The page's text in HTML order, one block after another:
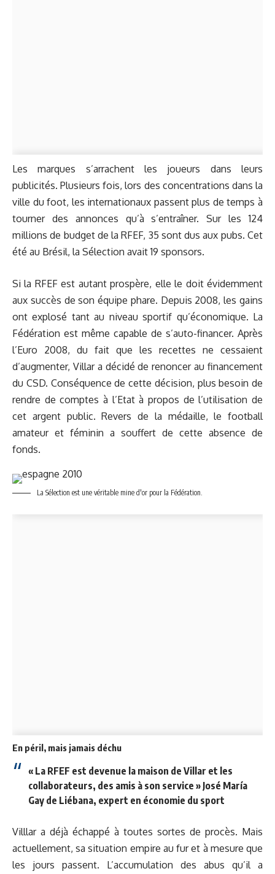
Les marques s’arrachent les joueurs dans leurs
publicités. Plusieurs fois, lors des concentrations dans la
ville du foot, les internationaux passent plus de temps à
tourner des annonces qu’à s’entraîner. Sur les 124
millions de budget de la RFEF, 35 sont dus aux pubs. Cet
été au Brésil, la Sélection avait 19 sponsors.
Si la RFEF est autant prospère, elle le doit évidemment
aux succès de son équipe phare. Depuis 2008, les gains
ont explosé tant au niveau sportif qu’économique. La
Fédération est même capable de s’auto-financer. Après
l’Euro 2008, du fait que les recettes ne cessaient
d’augmenter, Villar a décidé de renoncer au financement
du CSD. Conséquence de cette décision, plus besoin de
rendre de comptes à l’Etat à propos de l’utilisation de
cet argent public. Revers de la médaille, le football
amateur et féminin a souffert de cette absence de
fonds.
La Sélection est une véritable mine d'or pour la Fédération.
En péril, mais jamais déchu
« La RFEF est devenue la maison de Villar et les
collaborateurs, des amis à son service » José María
Gay de Liébana, expert en économie du sport
Villlar a déjà échappé à toutes sortes de procès. Mais
actuellement, sa situation empire au fur et à mesure que
les jours passent. L’accumulation des abus qu’il a